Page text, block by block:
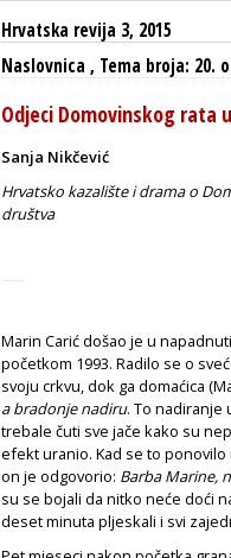
Hrvatska revija 3, 2015
Naslovnica , Tema broja: 20.
Odjeci Domovinskog rata
Sanja Nikčević
Hrvatsko kazalište i drama o
društva
Marin Carić došao je u
početkom 1993. Radilo se o
svoju crkvu, dok ga domaćica
a bradonje nadiru. To nadiranje
trebale čuti sve jače kako su
efekt uranio. Kad se to
on je odgovorio: Barba Marine,
su se bojali da nitko neće doći
deset minuta pljeskali i svi